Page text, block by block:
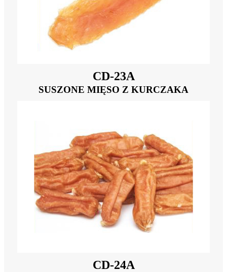
CD-23A
SUSZONE MIĘSO Z KURCZAKA
CD-24A